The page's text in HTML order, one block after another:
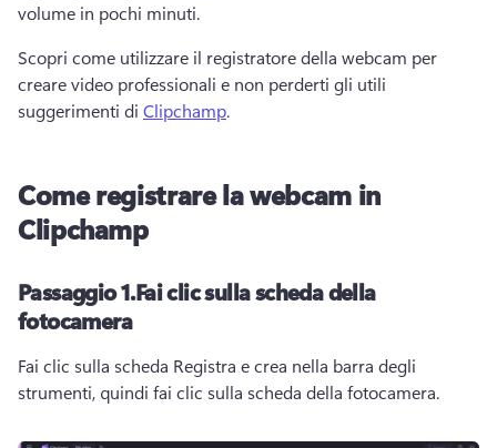
volume in pochi minuti.
Scopri come utilizzare il registratore della webcam per
creare video professionali e non perderti gli utili
suggerimenti di Clipchamp.
Come registrare la webcam in
Clipchamp
Passaggio 1.Fai clic sulla scheda della
fotocamera
Fai clic sulla scheda Registra e crea nella barra degli
strumenti, quindi fai clic sulla scheda della fotocamera.